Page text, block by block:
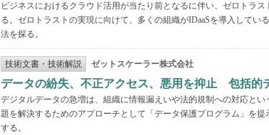
ビジネスにおけるクラウド活用が当たり前となるに伴い、ゼロトラ
る。ゼロトラストの実現に向けて、多くの組織がIDaaSを導入してい
法を探る。
技術文書・技術解説 ゼットスケーラー株式会社
データの紛失、不正アクセス、悪用を抑止 包括的
デジタルデータの急増は、組織に情報漏えいや法的規制への対応と
題を解決するためのアプローチとして「データ保護プログラム」を
する。